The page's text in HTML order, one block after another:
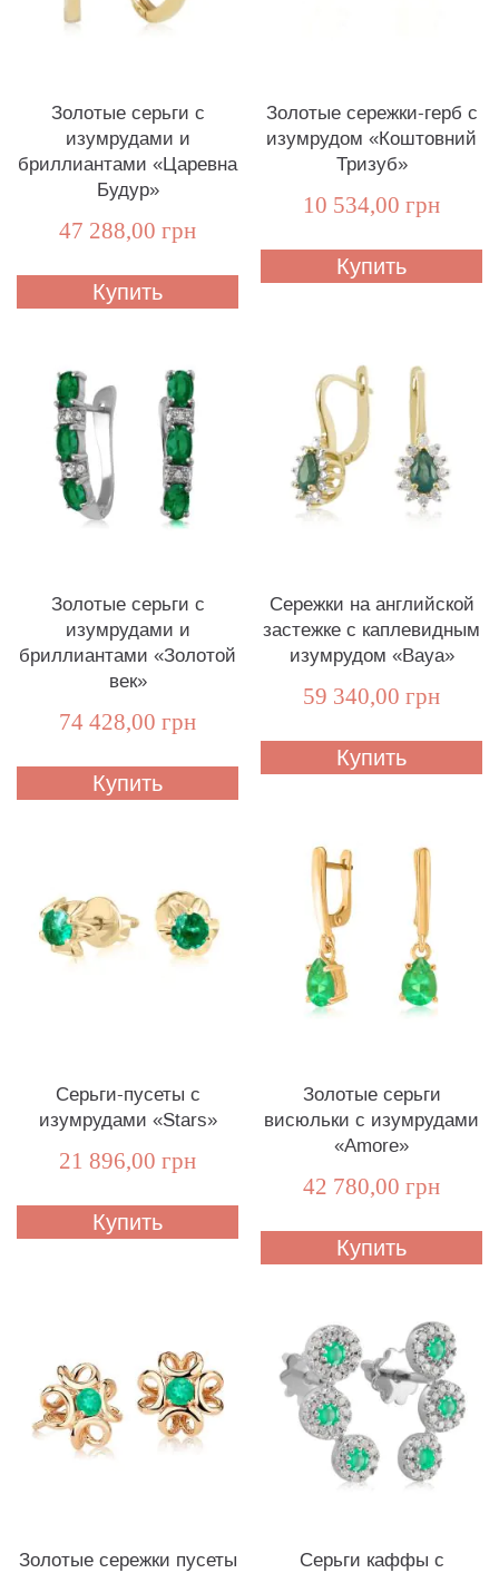
Золотые серьги с
изумрудами и
бриллиантами «Царевна
Будур»
47 288,00 грн
Купить
Золотые сережки-герб с
изумрудом «Коштовний
Тризуб»
10 534,00 грн
Купить
Золотые серьги с
изумрудами и
бриллиантами «Золотой
век»
74 428,00 грн
Купить
Сережки на английской
застежке с каплевидным
изумрудом «Baya»
59 340,00 грн
Купить
Серьги-пусеты с
изумрудами «Stars»
21 896,00 грн
Купить
Золотые серьги
висюльки с изумрудами
«Amore»
42 780,00 грн
Купить
Золотые сережки пусеты
Серьги каффы с